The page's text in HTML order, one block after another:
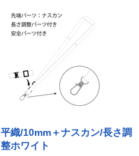
平織/10mm＋ナスカン/長さ調
整ホワイト